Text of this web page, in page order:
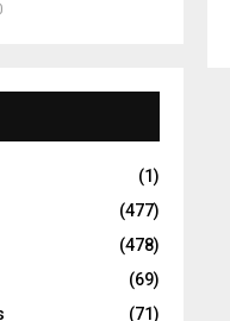
(1)
(477)
(478)
(69)
(71)